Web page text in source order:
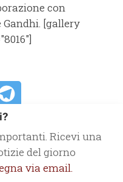
con
Gandhi. [gallery
Ricevi una
del giorno
via email.